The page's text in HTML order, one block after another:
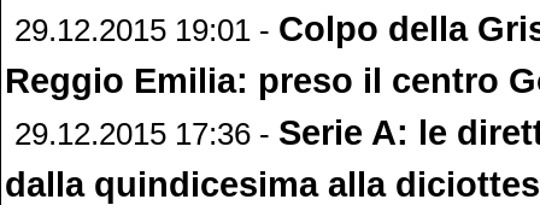
29.12.2015 19:01 - Colpo della
Reggio Emilia: preso il centro
29.12.2015 17:36 - Serie A: le
dalla quindicesima alla